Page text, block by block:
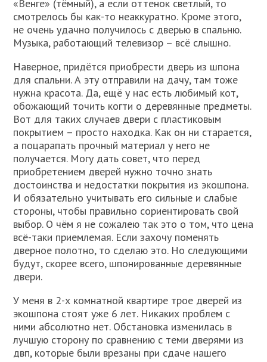
«Венге» (тёмный), а если оттенок светлый, то
смотрелось бы как-то неаккуратно. Кроме этого,
не очень удачно получилось с дверью в спальню.
Музыка, работающий телевизор – всё слышно.
Наверное, придётся приобрести дверь из шпона
для спальни. А эту отправили на дачу, там тоже
нужна красота. Да, ещё у нас есть любимый кот,
обожающий точить когти о деревянные предметы.
Вот для таких случаев двери с пластиковым
покрытием – просто находка. Как он ни старается,
а поцарапать прочный материал у него не
получается. Могу дать совет, что перед
приобретением дверей нужно точно знать
достоинства и недостатки покрытия из экошпона.
И обязательно учитывать его сильные и слабые
стороны, чтобы правильно сориентировать свой
выбор. О чём я не сожалею так это о том, что цена
всё-таки приемлемая. Если захочу поменять
дверное полотно, то сделаю это. Но следующими
будут, скорее всего, шпонированные деревянные
двери.
У меня в 2-х комнатной квартире трое дверей из
экошпона стоят уже 6 лет. Никаких проблем с
ними абсолютно нет. Обстановка изменилась в
лучшую сторону по сравнению с теми дверями из
двп, которые были врезаны при сдаче нашего